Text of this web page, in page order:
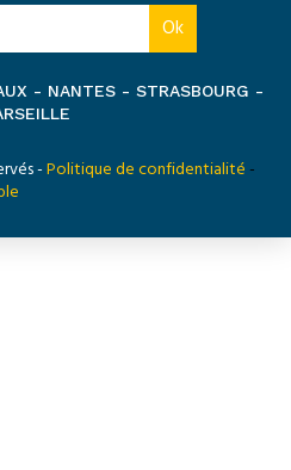
- NANTES - STRASBOURG -
- Politique de confidentialité -